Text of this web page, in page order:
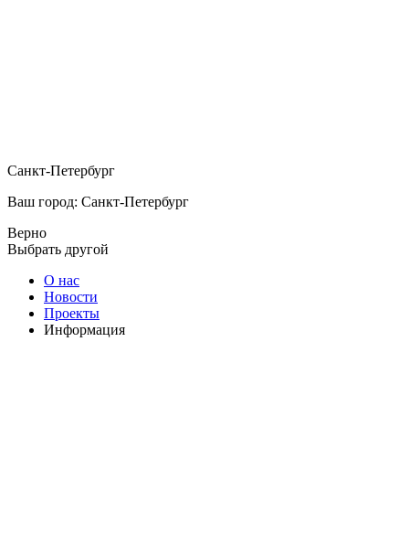
Санкт-Петербург
Ваш город: Санкт-Петербург
Верно
Выбрать другой
О нас
Новости
Проекты
Информация